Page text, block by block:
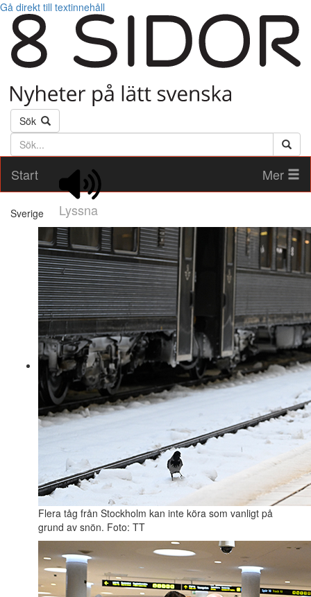
Gå direkt till textinnehåll
Sök
Söktext
Start
Lyssna
Mer
Sverige
Flera tåg från Stockholm kan inte köra som vanligt på
grund av snön. Foto: TT